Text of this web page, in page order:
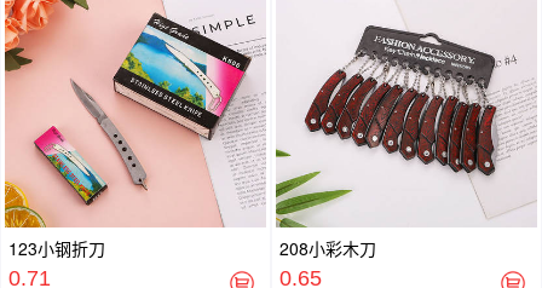
123小钢折刀
0.71
208小彩木刀
0.65